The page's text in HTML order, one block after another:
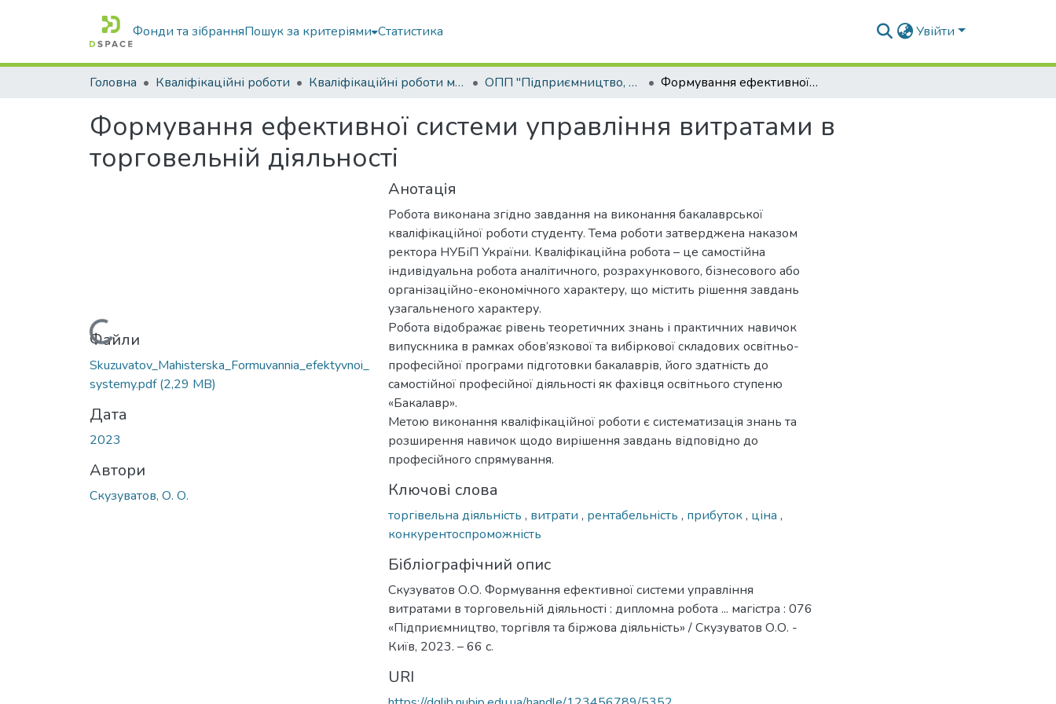
Фонди та зібранняПошук за критеріями Статистика Увійти
Головна Кваліфікаційні роботи Кваліфікаційні роботи магістрів ОПП "Підприємництво, торгівля та біржова діяльність" Формування ефективної системи управління витратами в торговельній діяльності
Формування ефективної системи управління витратами в
торговельній діяльності
Вантажиться...
Файли
Skuzuvatov_Mahisterska_Formuvannia_efektyvnoi_
systemy.pdf(2,29 MB)
Дата
2023
Автори
Скузуватов, О. О.
Анотація
Робота виконана згідно завдання на виконання бакалаврської
кваліфікаційної роботи студенту. Тема роботи затверджена наказом
ректора НУБіП України. Кваліфікаційна робота – це самостійна
індивідуальна робота аналітичного, розрахункового, бізнесового або
організаційно-економічного характеру, що містить рішення завдань
узагальненого характеру.
Робота відображає рівень теоретичних знань і практичних навичок
випускника в рамках обов’язкової та вибіркової складових освітньо-
професійної програми підготовки бакалаврів, його здатність до
самостійної професійної діяльності як фахівця освітнього ступеню
«Бакалавр».
Метою виконання кваліфікаційної роботи є систематизація знань та
розширення навичок щодо вирішення завдань відповідно до
професійного спрямування.
Ключові слова
торгівельна діяльність , витрати , рентабельність , прибуток, ціна ,
конкурентоспроможність
Бібліографічний опис
Скузуватов О.О. Формування ефективної системи управління
витратами в торговельній діяльності : дипломна робота ... магістра : 076
«Підприємництво, торгівля та біржова діяльність» / Скузуватов О.О. -
Київ, 2023. – 66 с.
URI